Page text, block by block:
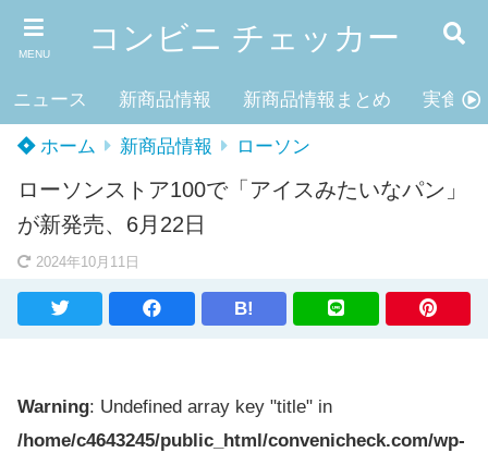
MENU コンビニ チェッカー
ニュース 新商品情報 新商品情報まとめ 実食レ
ホーム 新商品情報 ローソン
ローソンストア100で「アイスみたいなパン」
が新発売、6月22日
2024年10月11日
B!
Warning: Undefined array key "title" in
/home/c4643245/public_html/convenicheck.com/wp-